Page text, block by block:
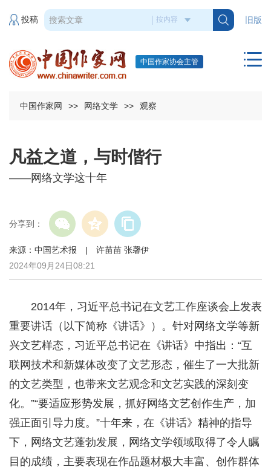
旧版
投稿
中国作家协会主管
中国作家网 >> 网络文学 >> 观察
凡益之道，与时偕行
——网络文学这十年
分享到：
来源：中国艺术报 | 许苗苗 张馨伊
2024年09月24日08:21
2014年，习近平总书记在文艺工作座谈会上发表
重要讲话（以下简称《讲话》）。针对网络文学等新
兴文艺样态，习近平总书记在《讲话》中指出：“互
联网技术和新媒体改变了文艺形态，催生了一大批新
的文艺类型，也带来文艺观念和文艺实践的深刻变
化。”“要适应形势发展，抓好网络文艺创作生产，加
强正面引导力度。”十年来，在《讲话》精神的指导
下，网络文艺蓬勃发展，网络文学领域取得了令人瞩
目的成绩，主要表现在作品题材极大丰富、创作群体